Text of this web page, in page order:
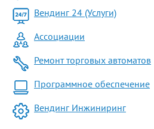
Вендинг 24 (Услуги)
Ассоциации
Ремонт торговых автоматов
Программное обеспечение
Вендинг Инжиниринг